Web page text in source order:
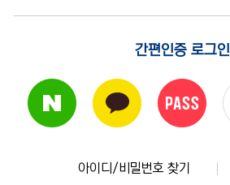
간편인증 로그인
아이디/비밀번호 찾기